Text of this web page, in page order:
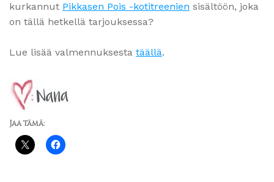
kurkannut Pikkasen Pois -kotitreenien sisältöön, joka
on tällä hetkellä tarjouksessa?
Lue lisää valmennuksesta täällä.
Jaa tämä: